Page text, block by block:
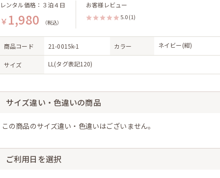
レンタル価格：３泊４日
￥ 1,980 （税込）
お客様レビュー
5.0 (1)
商品コード 21-0015k-1 カラー ネイビー(紺)
サイズ LL(タグ表記120)
サイズ違い・色違いの商品
この商品のサイズ違い・色違いはございません。
ご利用日を選択